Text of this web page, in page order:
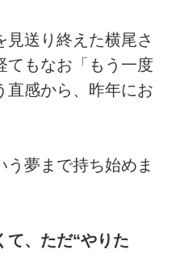
見送り終えた横尾さ
てもなお「もう一度
直感から、昨年にお
夢まで持ち始めま
て、ただ“やりた